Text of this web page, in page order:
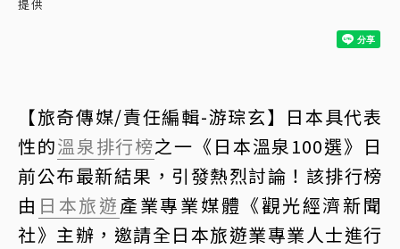
提供
【旅奇傳媒/責任編輯-游琮玄】日本具代表
性的溫泉排行榜之一《日本溫泉100選》日
前公布最新結果，引發熱烈討論！該排行榜
由 日本旅遊 產業專業媒體《觀光經濟新聞
社》主辦，邀請全日本旅遊業專業人士進行